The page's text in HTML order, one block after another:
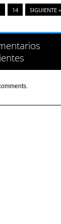
14 SIGUIENTE »